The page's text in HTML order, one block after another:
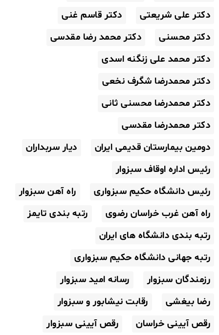
دکتر علی شریعتی
دکتر قاسم غنی
دکتر محسنی
دکتر محمد رضا مقدسی
دکتر محمد علی زنگنه اسدی
دکتر محمدرضا شگرف نخعی
دکتر محمدرضا محسنی ثانی
دکتر محمدرضا مقدسی
دومین بیمارستان قدیمی ایران
دیار سربداران
رئیس اداره اوقاف سبزوار
رئیس دانشگاه حکیم سبزواری
راه آهن سبزوار
راه آهن غرب خراسان رضوی
رتبه بندی تایمز
رتبه بندی دانشگاه های ایران
رتبه جهانی دانشگاه حکیم سبزواری
رزمندگان سبزوار
رسانه امید سبزوار
رضا بیغشی
رقابت نیشابور و سبزوار
رقص آیینی خراسان
رقص آیینی سبزوار